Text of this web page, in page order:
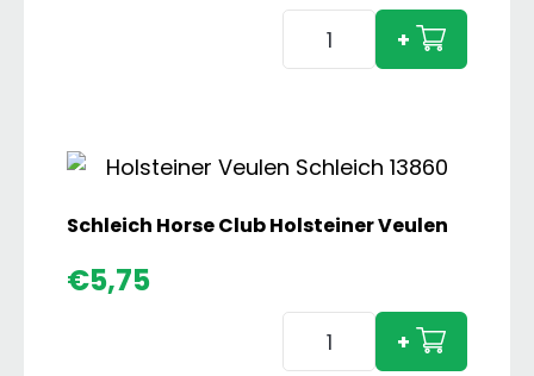
Schleich
Horse
Horse
aantal
+
Schleich Horse Club Holsteiner Veulen
€5,75
Schleich
Horse
+